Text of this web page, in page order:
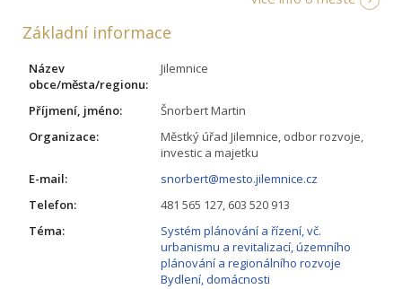
Základní informace
Název
obce/města/regionu:
Jilemnice
Příjmení, jméno:
Šnorbert Martin
Organizace:
Městký úřad Jilemnice, odbor rozvoje,
investic a majetku
E-mail:
snorbert@mesto.jilemnice.cz
Telefon:
481 565 127, 603 520 913
Téma:
Systém plánování a řízení, vč.
urbanismu a revitalizací, územního
plánování a regionálního rozvoje
Bydlení, domácnosti